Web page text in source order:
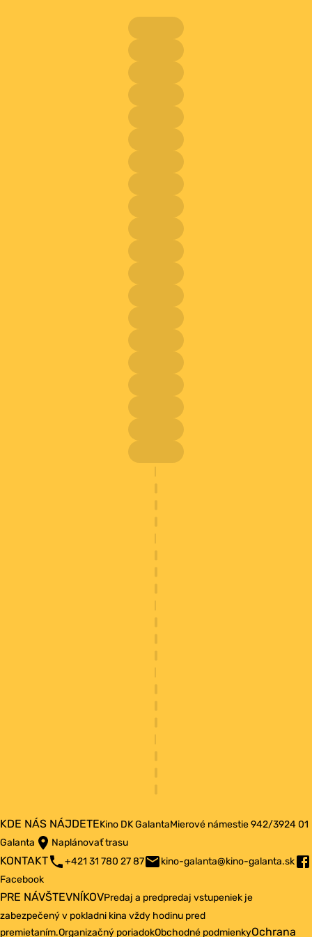
KDE NÁS NÁJDETEKino DK GalantaMierové námestie 942/3924 01
Galanta
Naplánovať trasu
KONTAKT +421 31 780 27 87
kino-galanta@kino-galanta.sk
Facebook
PRE NÁVŠTEVNÍKOVPredaj a predpredaj vstupeniek je
zabezpečený v pokladni kina vždy hodinu pred
premietaním.Organizačný poriadokObchodné podmienkyOchrana